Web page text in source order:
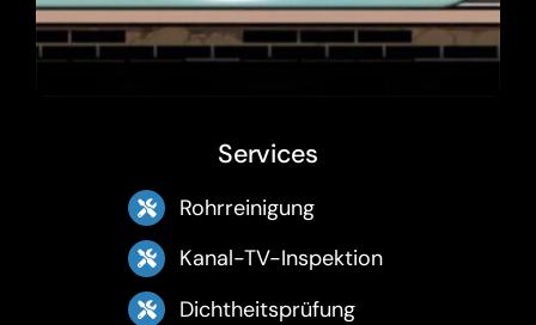
Services
Rohrreinigung
Kanal-TV-Inspektion
Dichtheitsprüfung